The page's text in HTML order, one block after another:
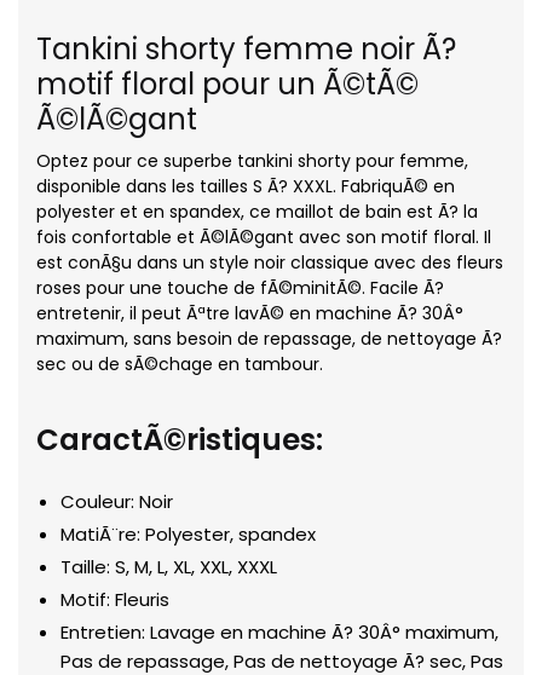
Tankini shorty femme noir Ã?
motif floral pour un Ã©tÃ©
Ã©lÃ©gant
Optez pour ce superbe tankini shorty pour femme,
disponible dans les tailles S Ã? XXXL. FabriquÃ© en
polyester et en spandex, ce maillot de bain est Ã? la
fois confortable et Ã©lÃ©gant avec son motif floral. Il
est conÃ§u dans un style noir classique avec des fleurs
roses pour une touche de fÃ©minitÃ©. Facile Ã?
entretenir, il peut Ãªtre lavÃ© en machine Ã? 30Â°
maximum, sans besoin de repassage, de nettoyage Ã?
sec ou de sÃ©chage en tambour.
CaractÃ©ristiques:
Couleur: Noir
MatiÃ¨re: Polyester, spandex
Taille: S, M, L, XL, XXL, XXXL
Motif: Fleuris
Entretien: Lavage en machine Ã? 30Â° maximum,
Pas de repassage, Pas de nettoyage Ã? sec, Pas